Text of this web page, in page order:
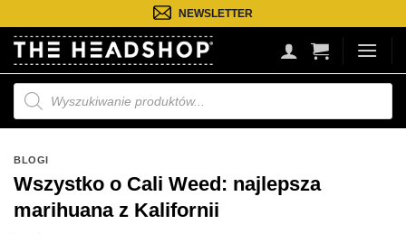
do
treści
NEWSLETTER
Wyszukiwarka
produktów
BLOGI
Wszystko o Cali Weed: najlepsza
marihuana z Kalifornii